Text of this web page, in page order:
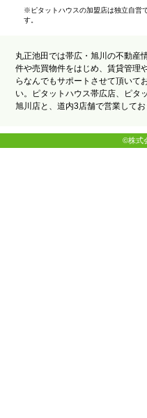
※ピタットハウスの加盟店は独立自営
す。
丸正池田では帯広・旭川の不動産
件や売買物件をはじめ、賃貸管理
らなんでもサポートさせて頂いて
い。ピタットハウス帯広店、ピタ
旭川店と、道内3店舗で営業して
©株式